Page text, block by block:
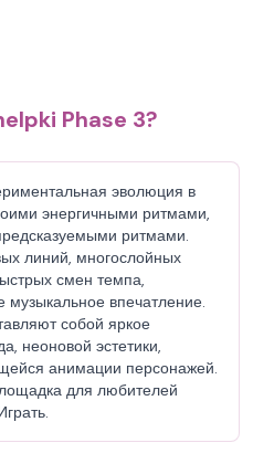
Phase 3?
эволюция в
энергичными ритмами,
ритмами.
линий, многослойных
смен темпа,
впечатление.
собой яркое
неоновой эстетики,
анимации персонажей.
для любителей